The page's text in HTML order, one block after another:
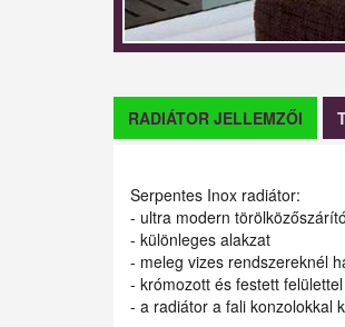
RADIÁTOR JELLEMZŐI
Serpentes Inox radiátor:
- ultra modern törölközőszárító
- különleges alakzat
- meleg vizes rendszereknél
- krómozott és festett
- a radiátor a fali konzolokkal